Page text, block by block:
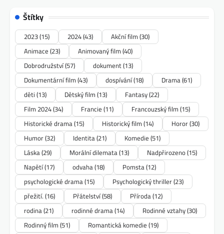
Štítky
2023(15) 2024(43) Akční film (30)
Animace (23) Animovaný film (40)
Dobrodružství(57) dokument(13)
Dokumentární film (43) dospívání(18) Drama(61)
děti (13) Dětský film (13) Fantasy(22)
Film 2024(34) Francie (11) Francouzský film (15)
Historické drama(15) Historický film (14) Horor(30)
Humor(32) Identita(21) Komedie (51)
Láska(29) Morální dilemata(13) Nadpřirozeno(15)
Napětí(17) odvaha(18) Pomsta(12)
psychologické drama(15) Psychologický thriller(23)
přežití. (16) Přátelství(58) Příroda(12)
rodina(21) rodinné drama(14) Rodinné vztahy(30)
Rodinný film (51) Romantická komedie (19)